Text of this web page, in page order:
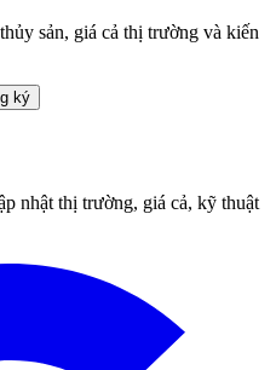
sản, giá cả thị trường và kiến
ký
nhật thị trường, giá cả, kỹ thuật